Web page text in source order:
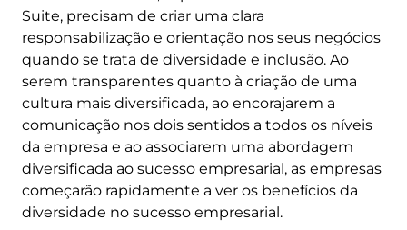
Suite, precisam de criar uma clara
responsabilização e orientação nos seus negócios
quando se trata de diversidade e inclusão. Ao
serem transparentes quanto à criação de uma
cultura mais diversificada, ao encorajarem a
comunicação nos dois sentidos a todos os níveis
da empresa e ao associarem uma abordagem
diversificada ao sucesso empresarial, as empresas
começarão rapidamente a ver os benefícios da
diversidade no sucesso empresarial.